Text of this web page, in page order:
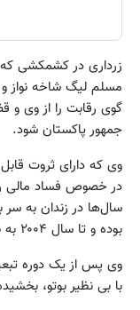
زرداری در کشمکشی که
مسلم لیگ شاخه نواز
جمهور پاکستان شود.
وی که دارای ثروت
در خصوص فساد مالی
بوده و تا سال ۲۰۰۴ به طول انجامید.
وی پس از یک دوره
با بی نظیر بوتو،